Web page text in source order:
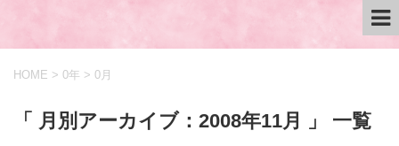
HOME > 0年 > 0月
「 月別アーカイブ：2008年11月 」 一覧